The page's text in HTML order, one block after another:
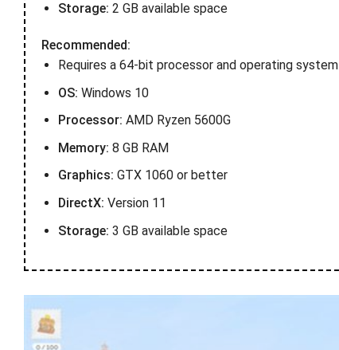
Storage: 2 GB available space
Recommended:
Requires a 64-bit processor and operating system
OS: Windows 10
Processor: AMD Ryzen 5600G
Memory: 8 GB RAM
Graphics: GTX 1060 or better
DirectX: Version 11
Storage: 3 GB available space